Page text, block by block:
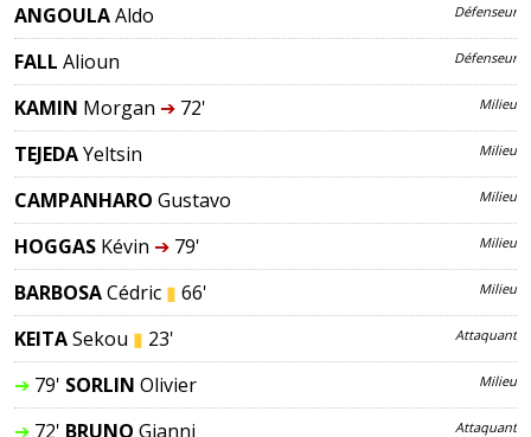
ANGOULAAldo Défenseur
FALL Alioun Défenseur
KAMIN Morgan ➔72' Milieu
TEJEDAYeltsin Milieu
CAMPANHARO Gustavo Milieu
HOGGAS Kévin ➔79' Milieu
BARBOSACédric ▮ 66' Milieu
KEITASekou ▮ 23' Attaquant
➔79' SORLIN Olivier Milieu
➔72' BRUNO Gianni Attaquant